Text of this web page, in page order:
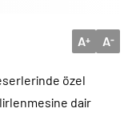
A+ A-
özel
dair